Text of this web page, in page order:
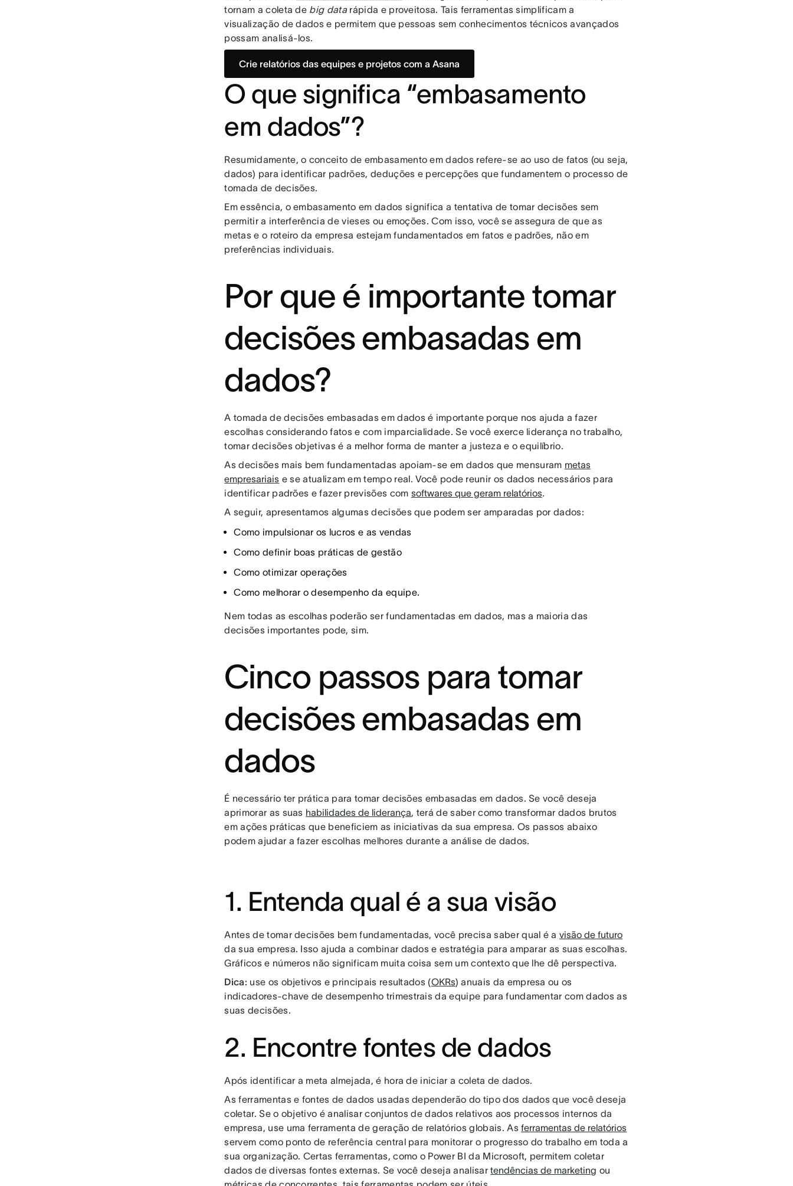
tornam a coleta de big datarápida e proveitosa. Tais ferramentas simplificam a
visualização de dados e permitem que pessoas sem conhecimentos técnicos avançados
possam analisá-los.
Crie relatórios das equipes e projetos com a Asana
O que significa “embasamento
em dados”?
Resumidamente, o conceito de embasamento em dados refere-se ao uso de fatos (ou seja,
dados) para identificar padrões, deduções e percepções que fundamentem o processo de
tomada de decisões.
Em essência, o embasamento em dados significa a tentativa de tomar decisões sem
permitir a interferência de vieses ou emoções. Com isso, você se assegura de que as
metas e o roteiro da empresa estejam fundamentados em fatos e padrões, não em
preferências individuais.
Por que é importante tomar
decisões embasadas em
dados?
A tomada de decisões embasadas em dados é importante porque nos ajuda a fazer
escolhas considerando fatos e com imparcialidade. Se você exerce liderança no trabalho,
tomar decisões objetivas é a melhor forma de manter a justeza e o equilíbrio.
As decisões mais bem fundamentadas apoiam-se em dados que mensuram metas
empresariais e se atualizam em tempo real. Você pode reunir os dados necessários para
identificar padrões e fazer previsões com softwares que geram relatórios.
A seguir, apresentamos algumas decisões que podem ser amparadas por dados:
Como impulsionar os lucros e as vendas
Como definir boas práticas de gestão
Como otimizar operações
Como melhorar o desempenho da equipe.
Nem todas as escolhas poderão ser fundamentadas em dados, mas a maioria das
decisões importantes pode, sim.
Cinco passos para tomar
decisões embasadas em
dados
É necessário ter prática para tomar decisões embasadas em dados. Se você deseja
aprimorar as suas habilidades de liderança, terá de saber como transformar dados brutos
em ações práticas que beneficiem as iniciativas da sua empresa. Os passos abaixo
podem ajudar a fazer escolhas melhores durante a análise de dados.
1. Entenda qual é a sua visão
Antes de tomar decisões bem fundamentadas, você precisa saber qual é avisão de futuro
da sua empresa. Isso ajuda a combinar dados e estratégia para amparar as suas escolhas.
Gráficos e números não significam muita coisa sem um contexto que lhe dê perspectiva.
Dica: use os objetivos e principais resultados (OKRs) anuais da empresa ou os
indicadores-chave de desempenho trimestrais da equipe para fundamentar com dados as
suas decisões.
2. Encontre fontes de dados
Após identificar a meta almejada, é hora de iniciar a coleta de dados.
As ferramentas e fontes de dados usadas dependerão do tipo dos dados que você deseja
coletar. Se o objetivo é analisar conjuntos de dados relativos aos processos internos da
empresa, use uma ferramenta de geração de relatórios globais. Asferramentas de relatórios
servem como ponto de referência central para monitorar o progresso do trabalho em toda a
sua organização. Certas ferramentas, como o Power BI da Microsoft, permitem coletar
dados de diversas fontes externas. Se você deseja analisartendências de marketing ou